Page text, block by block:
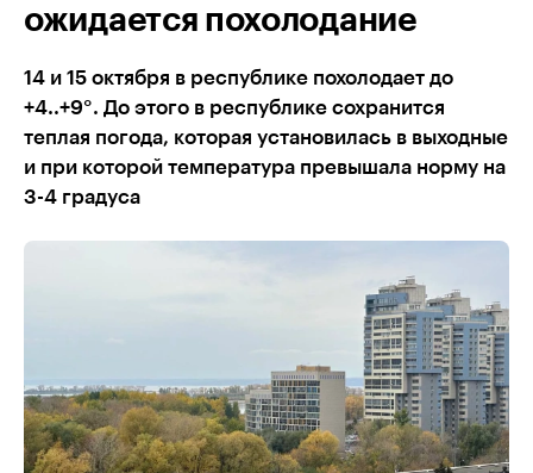
ожидается похолодание
14 и 15 октября в республике похолодает до
+4..+9°. До этого в республике сохранится
теплая погода, которая установилась в выходные
и при которой температура превышала норму на
3-4 градуса